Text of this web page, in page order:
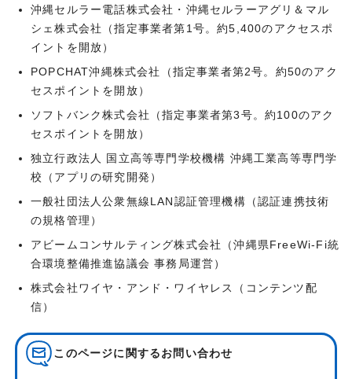
沖縄セルラー電話株式会社・沖縄セルラーアグリ＆マル
シェ株式会社（指定事業者第1号。約5,400のアクセスポ
イントを開放）
POPCHAT沖縄株式会社（指定事業者第2号。約50のアク
セスポイントを開放）
ソフトバンク株式会社（指定事業者第3号。約100のアク
セスポイントを開放）
独立行政法人 国立高等専門学校機構 沖縄工業高等専門学
校（アプリの研究開発）
一般社団法人公衆無線LAN認証管理機構（認証連携技術
の規格管理）
アビームコンサルティング株式会社（沖縄県FreeWi-Fi統
合環境整備推進協議会 事務局運営）
株式会社ワイヤ・アンド・ワイヤレス（コンテンツ配
信）
このページに関する お問い合わせ